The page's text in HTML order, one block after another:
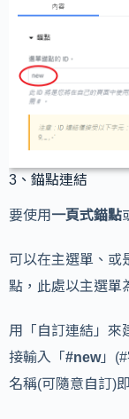
3、錨點連結
要使用 一頁式錨點
可以在主選單、或
點，此處以主選單
用「自訂連結」來
接輸入「 #new」
名稱(可隨意自訂)